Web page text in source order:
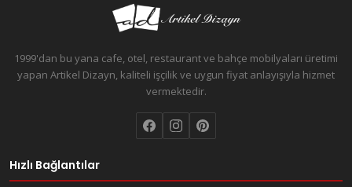
1999'dan bu yana cafe, otel, restaurant ve bahçe mobilyaları üretimi
yapan Artikel Dizayn, kaliteli işçilik ve uygun fiyat anlayışıyla hizmet
vermektedir.
Hızlı Bağlantılar